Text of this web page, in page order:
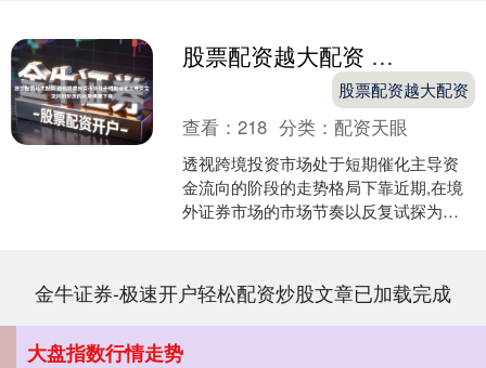
股票配资越大配资 透视跨境投资市场处于短期催化主导资金流向的阶段的走势格局下靠
股票配资越大配资
查看：218 分类：配资天眼
透视跨境投资市场处于短期催化主导资
金流向的阶段的走势格局下靠近期,在境
外证券市场的市场节奏以反复试探为主
金牛证券-极速开户轻松配资炒股文章已加载完成
大盘指数行情走势
北证50 1134.24 +11.37 +1.01%
创业板指 3563.12 +47.56 +1.35%